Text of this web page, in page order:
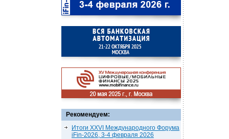
Рекомендуем:
Итоги XXVI Международного Форума
iFin-2026, 3-4 февраля 2026